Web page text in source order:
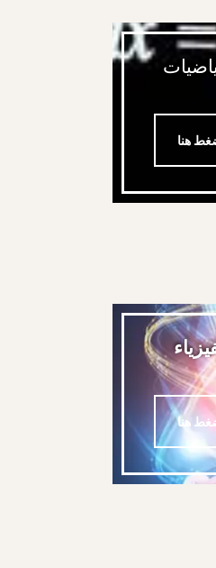
هنا
هنا